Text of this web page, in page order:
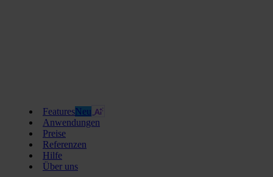
FeaturesNeu
Anwendungen
Preise
Referenzen
Hilfe
Über uns